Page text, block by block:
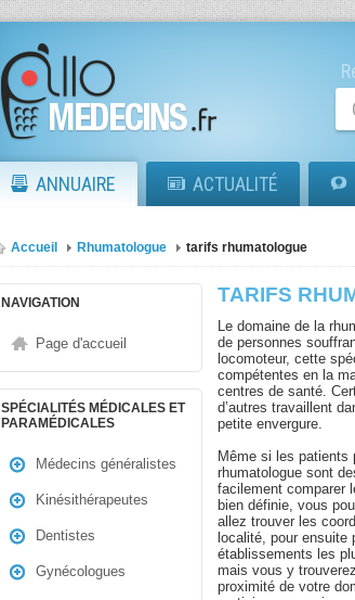
ANNUAIRE ACTUALITÉ
Accueil Rhumatologue tarifs rhumatologue
NAVIGATION
Page d'accueil
SPÉCIALITÉS MÉDICALES ET
PARAMÉDICALES
Médecins généralistes
Kinésithérapeutes
Dentistes
Gynécologues
TARIFS
Le domaine de la
de personnes
locomoteur, cette
compétentes en la
centres de santé.
d’autres travaillent
petite envergure.
Même si les patients
rhumatologue sont
facilement comparer
bien définie, vous
allez trouver les
localité, pour ensuite
établissements les
mais vous y
proximité de votre